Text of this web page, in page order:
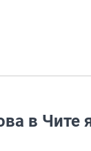
в Чите